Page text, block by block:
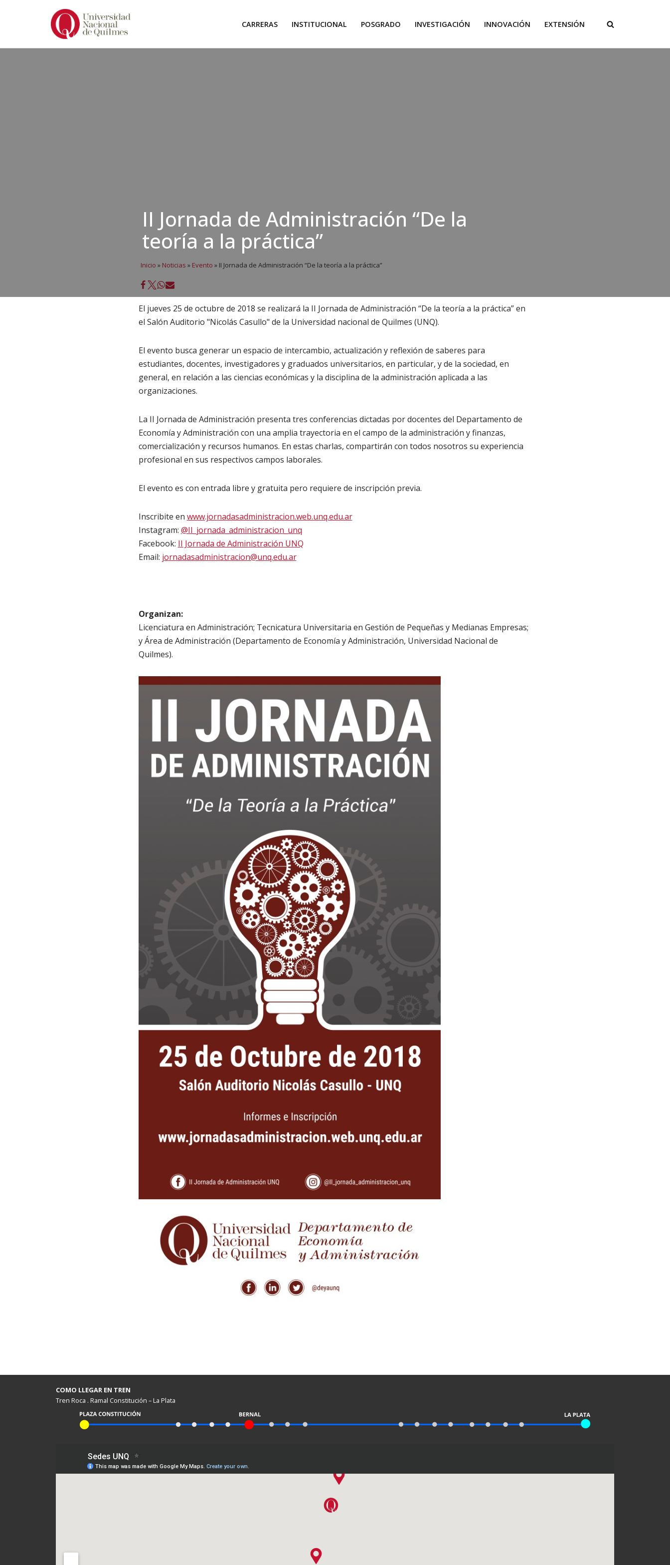
CARRERAS INSTITUCIONAL POSGRADO INVESTIGACIÓN INNOVACIÓN EXTENSIÓN
II Jornada de Administración “De la
teoría a la práctica”
Inicio » Noticias » Evento » II Jornada de Administración “De la teoría a la práctica”
El jueves 25 de octubre de 2018 se realizará la II Jornada de Administración “De la teoría a la práctica” en
el Salón Auditorio "Nicolás Casullo" de la Universidad nacional de Quilmes (UNQ).
El evento busca generar un espacio de intercambio, actualización y reflexión de saberes para
estudiantes, docentes, investigadores y graduados universitarios, en particular, y de la sociedad, en
general, en relación a las ciencias económicas y la disciplina de la administración aplicada a las
organizaciones.
La II Jornada de Administración presenta tres conferencias dictadas por docentes del Departamento de
Economía y Administración con una amplia trayectoria en el campo de la administración y finanzas,
comercialización y recursos humanos. En estas charlas, compartirán con todos nosotros su experiencia
profesional en sus respectivos campos laborales.
El evento es con entrada libre y gratuita pero requiere de inscripción previa.
Inscribite en www.jornadasadministracion.web.unq.edu.ar
Instagram: @II_jornada_administracion_unq
Facebook: II Jornada de Administración UNQ
Email: jornadasadministracion@unq.edu.ar
Organizan:
Licenciatura en Administración; Tecnicatura Universitaria en Gestión de Pequeñas y Medianas Empresas;
y Área de Administración (Departamento de Economía y Administración, Universidad Nacional de
Quilmes).
COMO LLEGAR EN TREN
Tren Roca . Ramal Constitución – La Plata